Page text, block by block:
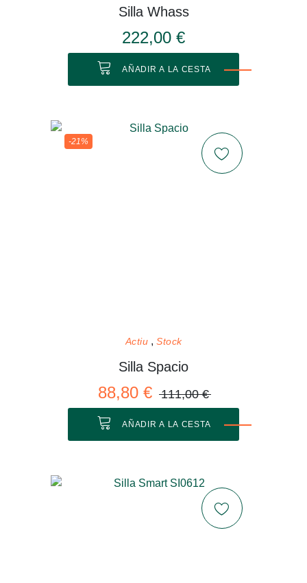
Silla Whass
222,00 €
AÑADIR A LA CESTA
-21%
Actiu Stock
Silla Spacio
88,80 € 111,00 €
AÑADIR A LA CESTA